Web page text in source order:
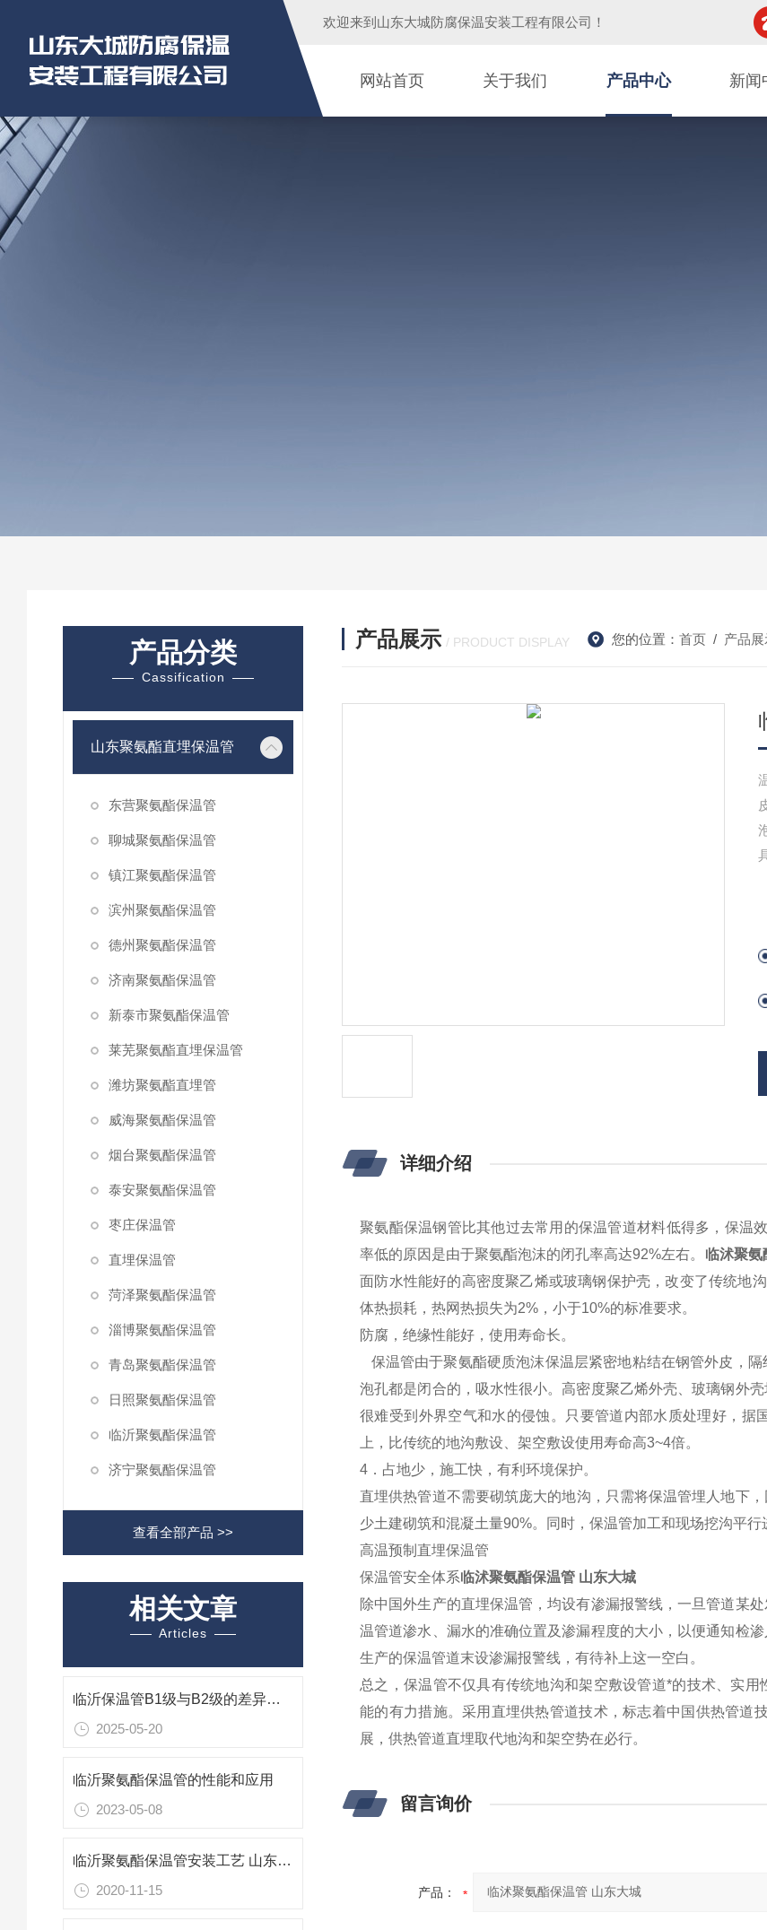
欢迎来到 山东大城防腐保温安装工程有限公司 ！
网站首页 关于我们 产品中心 新闻
产品分类
Cassification
山东聚氨酯直埋保温管
东营聚氨酯保温管
聊城聚氨酯保温管
镇江聚氨酯保温管
滨州聚氨酯保温管
德州聚氨酯保温管
济南聚氨酯保温管
新泰市聚氨酯保温管
莱芜聚氨酯直埋保温管
潍坊聚氨酯直埋管
威海聚氨酯保温管
烟台聚氨酯保温管
泰安聚氨酯保温管
枣庄保温管
直埋保温管
菏泽聚氨酯保温管
淄博聚氨酯保温管
青岛聚氨酯保温管
日照聚氨酯保温管
临沂聚氨酯保温管
济宁聚氨酯保温管
查看全部产品 >>
相关文章
Articles
临沂保温管B1级与B2级的差异解析与应用考量
2025-05-20
临沂聚氨酯保温管的性能和应用
2023-05-08
临沂聚氨酯保温管安装工艺 山东保温管生产厂家
2020-11-15
产品展示 / PRODUCT DISPLAY 您的位置： 首页/ 产品展
详细介绍
聚氨酯保温钢管比其他过去常用的保温管道材料低得多，保温
率低的原因是由于聚氨酯泡沫的闭孔率高达92%左右。 临沭聚氨
面防水性能好的高密度聚乙烯或玻璃钢保护壳，改变了传统地
体热损耗，热网热损失为2%，小于10%的标准要求。
防腐，绝缘性能好，使用寿命长。
保温管由于聚氨酯硬质泡沫保温层紧密地粘结在钢管外皮，
泡孔都是闭合的，吸水性很小。高密度聚乙烯外壳、玻璃钢外
很难受到外界空气和水的侵蚀。只要管道内部水质处理好，据
上，比传统的地沟敷设、架空敷设使用寿命高3~4倍。
4．占地少，施工快，有利环境保护。
直埋供热管道不需要砌筑庞大的地沟，只需将保温管埋人地下
少土建砌筑和混凝土量90%。同时，保温管加工和现场挖沟平
高温预制直埋保温管
保温管安全体系临沭聚氨酯保温管 山东大城
除中国外生产的直埋保温管，均设有渗漏报警线，一旦管道某
温管道渗水、漏水的准确位置及渗漏程度的大小，以便通知检
生产的保温管道末设渗漏报警线，有待补上这一空白。
总之，保温管不仅具有传统地沟和架空敷设管道*的技术、实
能的有力措施。采用直埋供热管道技术，标志着中国供热管道
展 ，供热管道直埋取代地沟和架空势在必行。
留言询价
产品：